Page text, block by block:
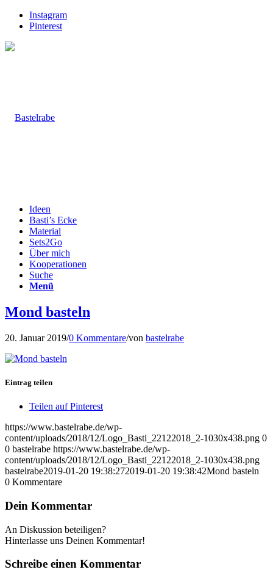
Instagram
Pinterest
Ideen
Basti’s Ecke
Material
Sets2Go
Über mich
Kooperationen
Suche
Menü
Mond basteln
20. Januar 2019/0 Kommentare/von bastelrabe
Eintrag teilen
Teilen auf Pinterest
https://www.bastelrabe.de/wp-
content/uploads/2018/12/Logo_Basti_22122018_2-1030x438.png 0
0 bastelrabe https://www.bastelrabe.de/wp-
content/uploads/2018/12/Logo_Basti_22122018_2-1030x438.png
bastelrabe2019-01-20 19:38:272019-01-20 19:38:42Mond basteln
0 Kommentare
Dein Kommentar
An Diskussion beteiligen?
Hinterlasse uns Deinen Kommentar!
Schreibe einen Kommentar